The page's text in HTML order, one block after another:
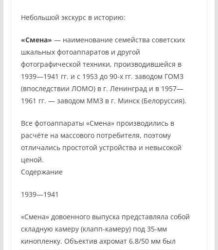
Небольшой экскурс в историю:
«Смена» — наименование семейства советских
шкальных фотоаппаратов и другой
фотографической техники, производившейся в
1939—1941 гг. и с 1953 до 90-х гг. заводом ГОМЗ
(впоследствии ЛОМО) в г. Ленинград и в 1957—
1961 гг. — заводом ММЗ в г. Минск (Белоруссия).
Все фотоаппараты «Смена» производились в
расчёте на массового потребителя, поэтому
отличались простотой устройства и невысокой
ценой.
Содержание
1939—1941
«Смена» довоенного выпуска представляла собой
складную камеру (клапп-камеру) под 35-мм
кинопленку. Объектив ахромат 6.8/50 мм был